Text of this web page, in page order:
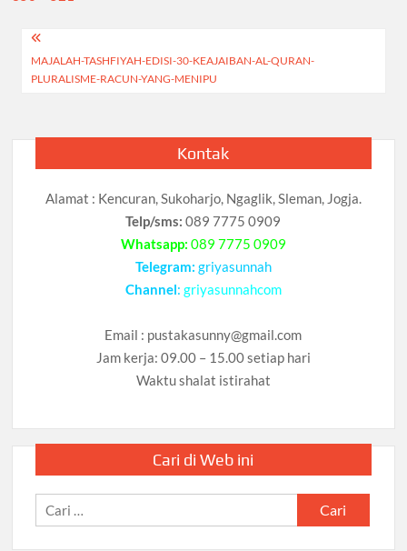
Navigasi
pos
MAJALAH-TASHFIYAH-EDISI-30-KEAJAIBAN-AL-QURAN-
PLURALISME-RACUN-YANG-MENIPU
Kontak
Alamat : Kencuran, Sukoharjo, Ngaglik, Sleman, Jogja.
Telp/sms: 089 7775 0909
Whatsapp: 089 7775 0909
Telegram: griyasunnah
Channel: griyasunnahcom
Email : pustakasunny@gmail.com
Jam kerja: 09.00 – 15.00 setiap hari
Waktu shalat istirahat
Cari di Web ini
Cari
untuk: